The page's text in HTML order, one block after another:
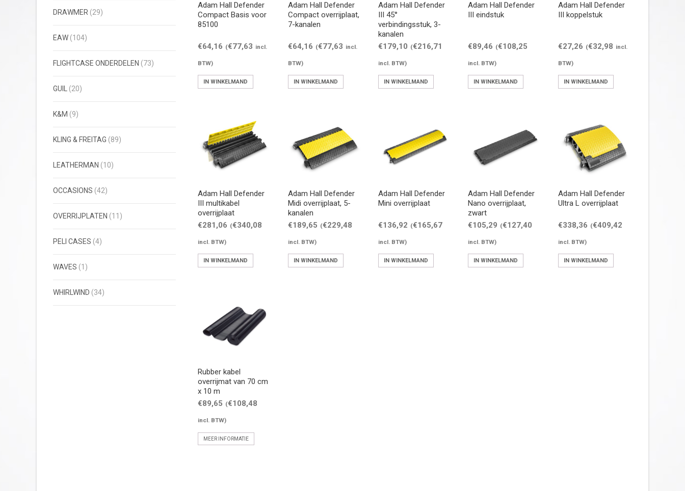
Adam Hall Defender
Compact Basis voor
85100
€64,16 (€77,63 incl.
BTW)
IN WINKELMAND
Adam Hall Defender
Compact overrijplaat,
7-kanalen
€64,16 (€77,63 incl.
BTW)
IN WINKELMAND
Adam Hall Defender
III 45°
verbindingsstuk, 3-
kanalen
€179,10 (€216,71
incl. BTW)
IN WINKELMAND
Adam Hall Defender
III eindstuk
€89,46 (€108,25
incl. BTW)
IN WINKELMAND
Adam Hall Defender
III koppelstuk
€27,26 (€32,98 incl.
BTW)
IN WINKELMAND
Adam Hall Defender
III multikabel
overrijplaat
€281,06 (€340,08
incl. BTW)
IN WINKELMAND
Adam Hall Defender
Midi overrijplaat, 5-
kanalen
€189,65 (€229,48
incl. BTW)
IN WINKELMAND
Adam Hall Defender
Mini overrijplaat
€136,92 (€165,67
incl. BTW)
IN WINKELMAND
Adam Hall Defender
Nano overrijplaat,
zwart
€105,29 (€127,40
incl. BTW)
IN WINKELMAND
Adam Hall Defender
Ultra L overrijplaat
€338,36 (€409,42
incl. BTW)
IN WINKELMAND
Rubber kabel
overrijmat van 70 cm
x 10 m
€89,65 (€108,48
incl. BTW)
MEER INFORMATIE
DRAWMER (29)
EAW (104)
FLIGHTCASE ONDERDELEN (73)
GUIL (20)
K&M (9)
KLING & FREITAG (89)
LEATHERMAN (10)
OCCASIONS (42)
OVERRIJPLATEN (11)
PELI CASES (4)
WAVES (1)
WHIRLWIND (34)